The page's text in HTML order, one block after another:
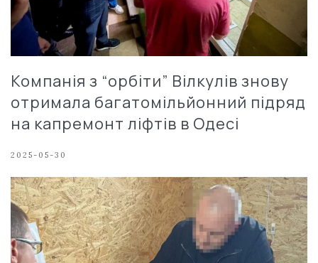
Компанія з “орбіти” Вілкулів знову
отримала багатомільйонний підряд
на капремонт ліфтів в Одесі
2025-05-30